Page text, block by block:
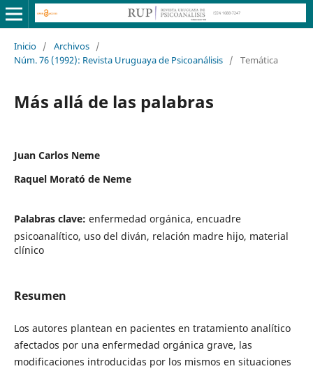
Inicio / Archivos /
Núm. 76 (1992): Revista Uruguaya de Psicoanálisis / Temática
Más allá de las palabras
Juan Carlos Neme
Raquel Morató de Neme
Palabras clave: enfermedad orgánica, encuadre
psicoanalítico, uso del diván, relación madre hijo, material
clínico
Resumen
Los autores plantean en pacientes en tratamiento analítico
afectados por una enfermedad orgánica grave, las
modificaciones introducidas por los mismos en situaciones